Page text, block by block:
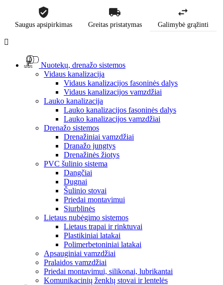
Saugus apsipirkimas Greitas pristatymas Galimybė grąžinti

Nuotekų, drenažo sistemos
Vidaus kanalizacija
Vidaus kanalizacijos fasoninės dalys
Vidaus kanalizacijos vamzdžiai
Lauko kanalizacija
Lauko kanalizacijos fasoninės dalys
Lauko kanalizacijos vamzdžiai
Drenažo sistemos
Drenažiniai vamzdžiai
Dranažo jungtys
Drenažinės žiotys
PVC šulinio sistema
Dangčiai
Dugnai
Šulinio stovai
Priedai montavimui
Siurblinės
Lietaus nubėgimo sistemos
Lietaus trapai ir rinktuvai
Plastikiniai latakai
Polimerbetoniniai latakai
Apsauginiai vamzdžiai
Pralaidos vamzdžiai
Priedai montavimui, silikonai, lubrikantai
Komunikacinių ženklų stovai ir lentelės